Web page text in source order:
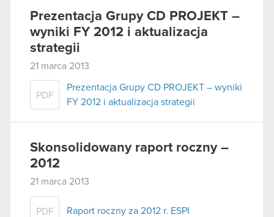
Prezentacja Grupy CD PROJEKT –
wyniki FY 2012 i aktualizacja
strategii
21 marca 2013
PDF
Prezentacja Grupy CD PROJEKT – wyniki
FY 2012 i aktualizacja strategii
Skonsolidowany raport roczny –
2012
21 marca 2013
PDF Raport roczny za 2012 r. ESPI